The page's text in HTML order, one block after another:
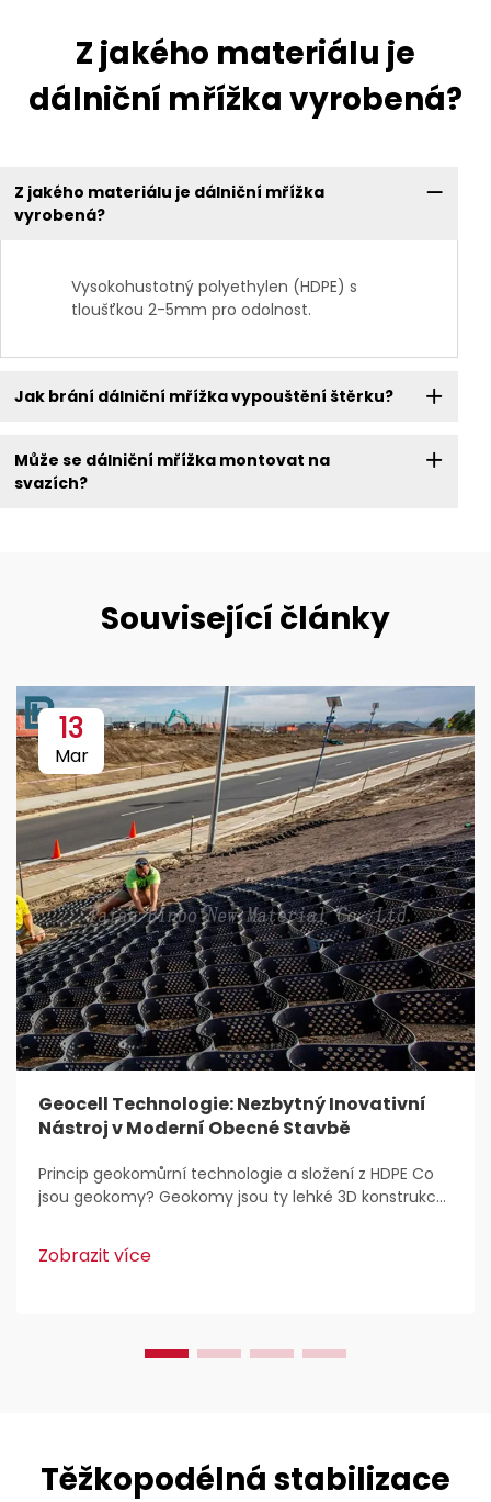
Z jakého materiálu je
dálniční mřížka vyrobená?
Z jakého materiálu je dálniční mřížka
vyrobená?
Vysokohustotný polyethylen (HDPE) s
tloušťkou 2-5mm pro odolnost.
Jak brání dálniční mřížka vypouštění štěrku?
Může se dálniční mřížka montovat na
svazích?
Související články
13
Mar
Geocell Technologie: Nezbytný Inovativní
Nástroj v Moderní Obecné Stavbě
Princip geokomůrní technologie a složení z HDPE Co
jsou geokomy? Geokomy jsou ty lehké 3D konstrukce,
půdy v rámci stavebních prací. Inženýři je zbožňují,
protože...
Zobrazit více
Těžkopodélná stabilizace